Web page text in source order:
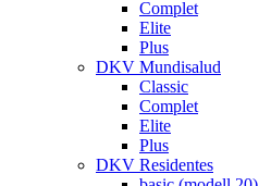
Complet
Elite
Plus
DKV Mundisalud
Classic
Complet
Elite
Plus
DKV Residentes